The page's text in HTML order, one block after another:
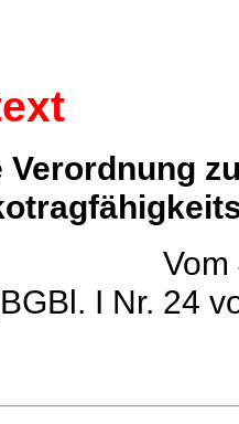
Verordnung
Vom
I Nr. 24